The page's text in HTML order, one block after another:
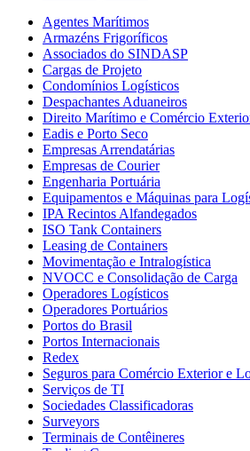
Agentes Marítimos
Armazéns Frigoríficos
Associados do SINDASP
Cargas de Projeto
Condomínios Logísticos
Despachantes Aduaneiros
Direito Marítimo e Comércio
Eadis e Porto Seco
Empresas Arrendatárias
Empresas de Courier
Engenharia Portuária
Equipamentos e Máquinas para
IPA Recintos Alfandegados
ISO Tank Containers
Leasing de Containers
Movimentação e Intralogística
NVOCC e Consolidação de Carga
Operadores Logísticos
Operadores Portuários
Portos do Brasil
Portos Internacionais
Redex
Seguros para Comércio Exterior e
Serviços de TI
Sociedades Classificadoras
Surveyors
Terminais de Contêineres